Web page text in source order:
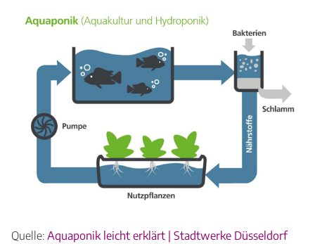
Quelle: Aquaponik leicht erklärt | Stadtwerke Düsseldorf